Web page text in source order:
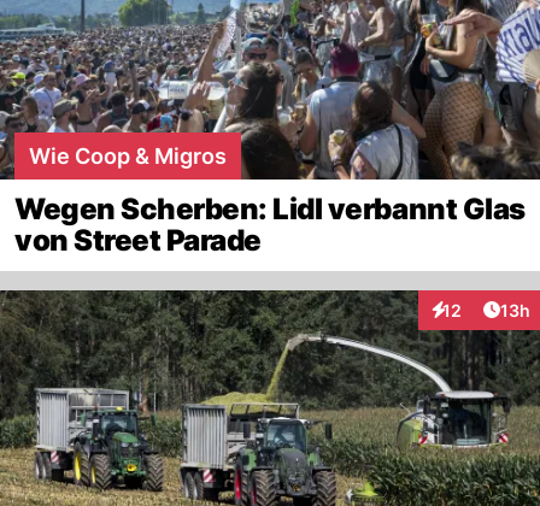
Wie Coop & Migros
Wegen Scherben: Lidl verbannt Glas
von Street Parade
12
Interaktionen
13h